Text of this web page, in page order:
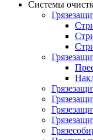
Системы